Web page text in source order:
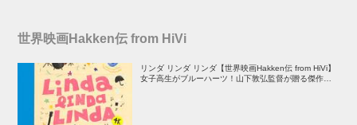
世界映画Hakken伝 from HiVi
リンダ リンダ リンダ【世界映画Hakken伝 from HiVi】
女子高生がブルーハーツ！山下敦弘監督が贈る傑作青春